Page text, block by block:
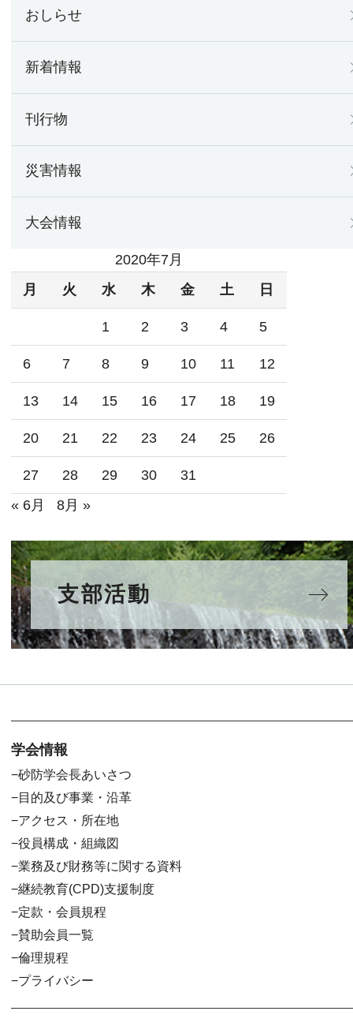
おしらせ
新着情報
刊行物
災害情報
大会情報
2020年7月
月
火 水 木 金 土 日
1 2 3 4 5
6 7 8 9 10 11 12
13 14 15 16 17 18 19
20 21 22 23 24 25 26
27 28 29 30
31
« 6月
8月 »
支部活動
学会情報
砂防学会長あいさつ
目的及び事業・沿革
アクセス・所在地
役員構成・組織図
業務及び財務等に関する資料
継続教育(CPD)支援制度
定款・会員規程
賛助会員一覧
倫理規程
プライバシー